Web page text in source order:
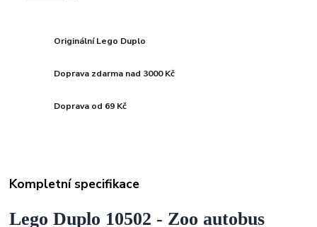
Originální Lego Duplo
Doprava zdarma nad 3000 Kč
Doprava od 69 Kč
Kompletní specifikace
Lego Duplo 10502 - Zoo autobus